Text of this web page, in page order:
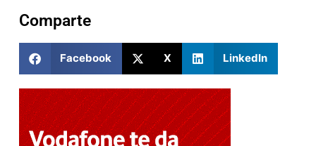
Comparte
Facebook X LinkedIn